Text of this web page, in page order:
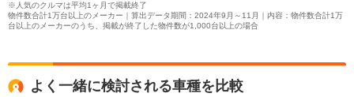
※人気のクルマは平均1ヶ月で掲載終了
物件数合計1万台以上のメーカー｜算出データ期間：2024年9月～11月｜内容：物件数合計1万
台以上のメーカーのうち、掲載が終了した物件数が1,000台以上の場合
よく一緒に検討される車種を比較